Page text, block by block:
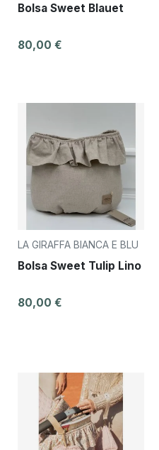
Bolsa Sweet Blauet
80,00 €
LA GIRAFFA BIANCA E BLU
Bolsa Sweet Tulip Lino
80,00 €